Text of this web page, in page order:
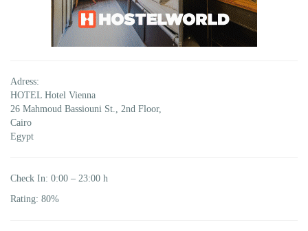
Adress:
HOTEL Hotel Vienna
26 Mahmoud Bassiouni St., 2nd Floor,
Cairo
Egypt
Check In: 0:00 – 23:00 h
Rating: 80%